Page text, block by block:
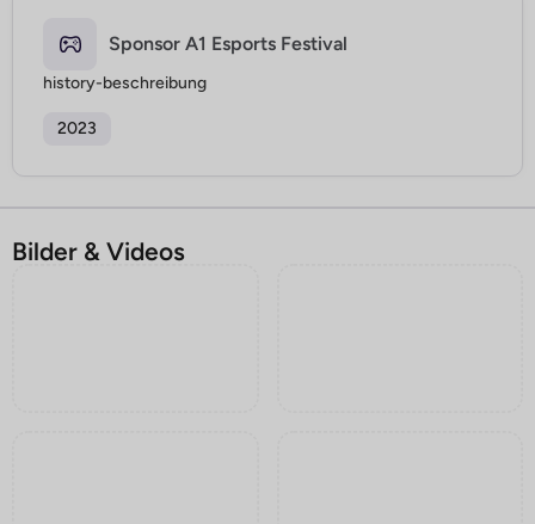
Sponsor A1 Esports Festival
history-beschreibung
2023
Bilder & Videos